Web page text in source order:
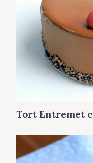
Tort Entremet